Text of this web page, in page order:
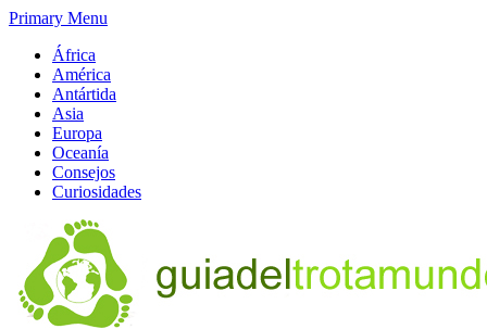
Primary Menu
África
América
Antártida
Asia
Europa
Oceanía
Consejos
Curiosidades